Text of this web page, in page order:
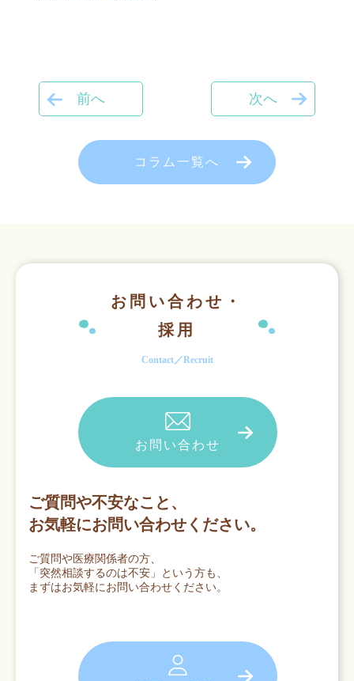
前へ 次へ
コラム一覧へ
お問い合わせ・
採用
Contact／Recruit
お問い合わせ
ご質問や不安なこと、
お気軽にお問い合わせください。
ご質問や医療関係者の方、
「突然相談するのは不安」という方も、
まずはお気軽にお問い合わせください。